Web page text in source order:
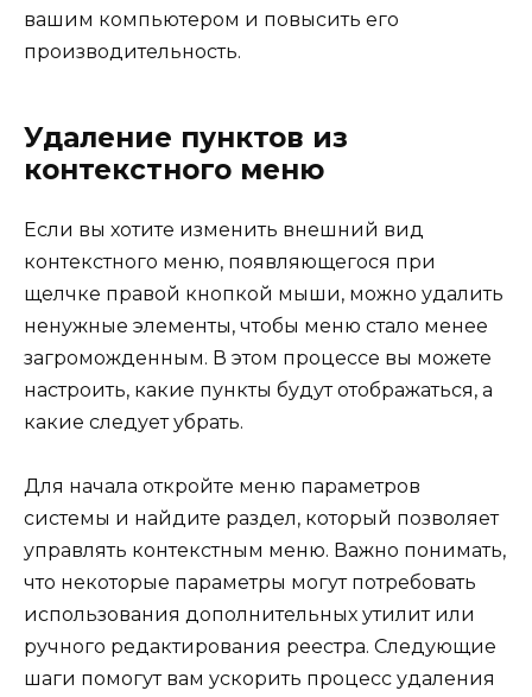
вашим компьютером и повысить его
производительность.
Удаление пунктов из
контекстного меню
Если вы хотите изменить внешний вид
контекстного меню, появляющегося при
щелчке правой кнопкой мыши, можно удалить
ненужные элементы, чтобы меню стало менее
загроможденным. В этом процессе вы можете
настроить, какие пункты будут отображаться, а
какие следует убрать.
Для начала откройте меню параметров
системы и найдите раздел, который позволяет
управлять контекстным меню. Важно понимать,
что некоторые параметры могут потребовать
использования дополнительных утилит или
ручного редактирования реестра. Следующие
шаги помогут вам ускорить процесс удаления